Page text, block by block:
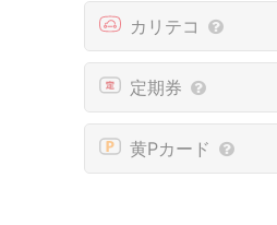
カリテコ
定期券
黄Pカード